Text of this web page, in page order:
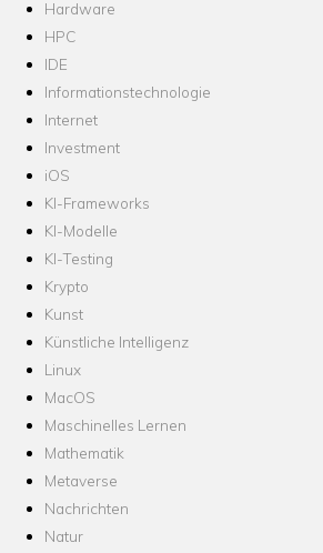
Hardware
HPC
IDE
Informationstechnologie
Internet
Investment
iOS
KI-Frameworks
KI-Modelle
KI-Testing
Krypto
Kunst
Künstliche Intelligenz
Linux
MacOS
Maschinelles Lernen
Mathematik
Metaverse
Nachrichten
Natur